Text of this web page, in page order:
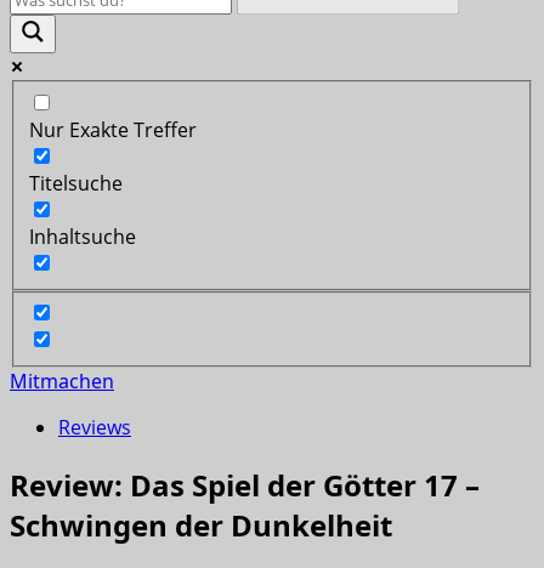
Nur Exakte Treffer
Titelsuche
Inhaltsuche
Mitmachen
Reviews
Review: Das Spiel der Götter 17 –
Schwingen der Dunkelheit